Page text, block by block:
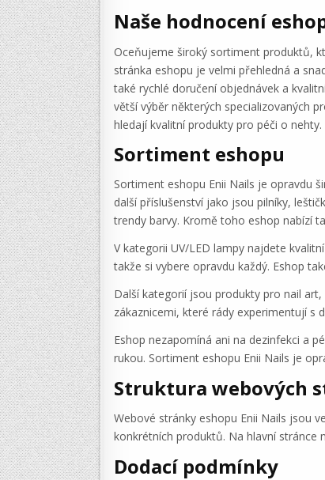
Naše hodnocení
Oceňujeme široký sortiment produktů,
stránka eshopu je velmi přehledná a
také rychlé doručení objednávek a
větší výběr některých specializovaných
hledají kvalitní produkty pro péči o nehty.
Sortiment eshopu
Sortiment eshopu Enii Nails je opravdu
další příslušenství jako jsou pilníky,
trendy barvy. Kromě toho eshop nabízí
V kategorii UV/LED lampy najdete
takže si vybere opravdu každý. Eshop
Další kategorií jsou produkty pro nail
zákaznicemi, které rády experimentují s
Eshop nezapomíná ani na dezinfekci a
rukou. Sortiment eshopu Enii Nails je
Struktura webových
Webové stránky eshopu Enii Nails jsou
konkrétních produktů. Na hlavní stránce
Dodací podmínky